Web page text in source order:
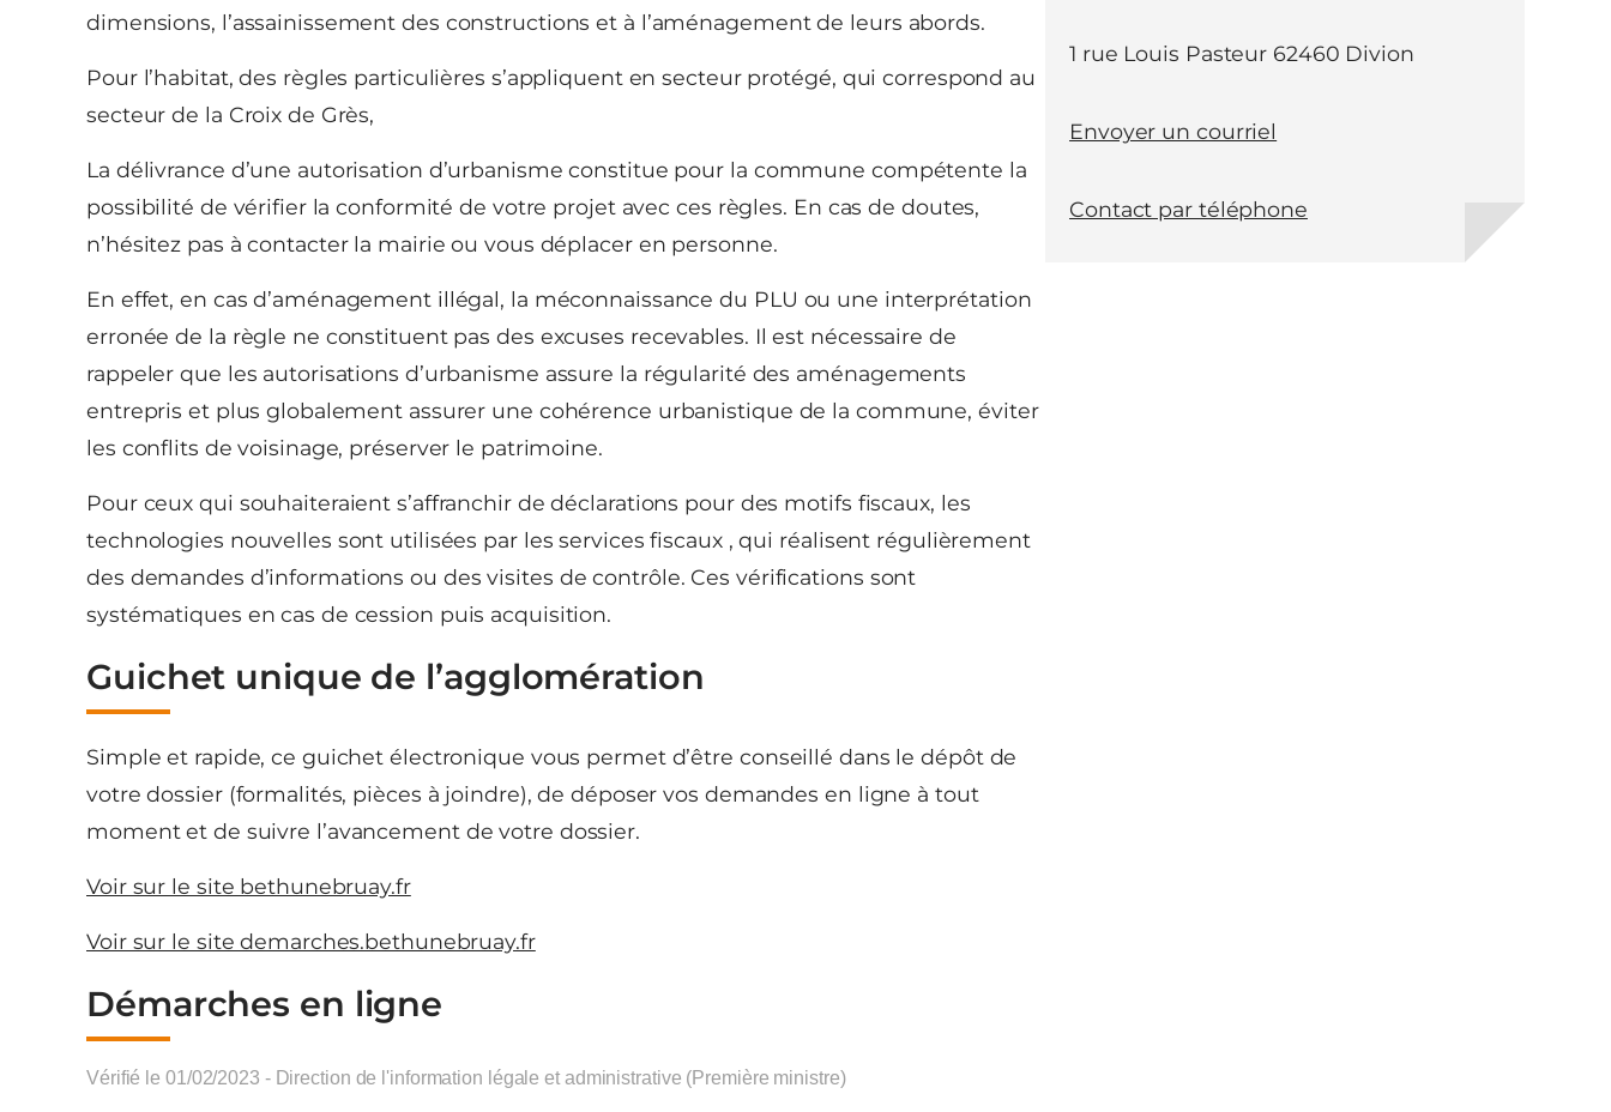
dimensions, l’assainissement des constructions et à l’aménagement de leurs abords.
Pour l’habitat, des règles particulières s’appliquent en secteur protégé, qui correspond au
secteur de la Croix de Grès,
La délivrance d’une autorisation d’urbanisme constitue pour la commune compétente la
possibilité de vérifier la conformité de votre projet avec ces règles. En cas de doutes,
n’hésitez pas à contacter la mairie ou vous déplacer en personne.
En effet, en cas d’aménagement illégal, la méconnaissance du PLU ou une interprétation
erronée de la règle ne constituent pas des excuses recevables. Il est nécessaire de
rappeler que les autorisations d’urbanisme assure la régularité des aménagements
entrepris et plus globalement assurer une cohérence urbanistique de la commune, éviter
les conflits de voisinage, préserver le patrimoine.
Pour ceux qui souhaiteraient s’affranchir de déclarations pour des motifs fiscaux, les
technologies nouvelles sont utilisées par les services fiscaux , qui réalisent régulièrement
des demandes d’informations ou des visites de contrôle. Ces vérifications sont
systématiques en cas de cession puis acquisition.
Guichet unique de l’agglomération
Simple et rapide, ce guichet électronique vous permet d’être conseillé dans le dépôt de
votre dossier (formalités, pièces à joindre), de déposer vos demandes en ligne à tout
moment et de suivre l’avancement de votre dossier.
Voir sur le site bethunebruay.fr
Voir sur le site demarches.bethunebruay.fr
Démarches en ligne
Vérifié le 01/02/2023 - Direction de l'information légale et administrative (Première ministre)
1 rue Louis Pasteur 62460 Divion
Envoyer un courriel
Contact par téléphone